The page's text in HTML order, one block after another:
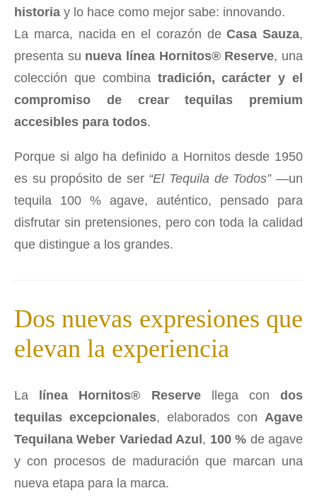
historia y lo hace como mejor sabe: innovando.
La marca, nacida en el corazón deCasa Sauza,
presenta su nueva línea Hornitos® Reserve, una
colección que combina tradición, carácter y el
compromiso de crear tequilas premium
accesibles para todos.
Porque si algo ha definido a Hornitos desde 1950
es su propósito de ser “El Tequila de Todos”—un
tequila 100 % agave, auténtico, pensado para
disfrutar sin pretensiones, pero con toda la calidad
que distingue a los grandes.
Dos nuevas expresiones que
elevan la experiencia
La línea Hornitos® Reservellega condos
tequilas excepcionales, elaborados con Agave
Tequilana Weber Variedad Azul, 100 % de agave
y con procesos de maduración que marcan una
nueva etapa para la marca.